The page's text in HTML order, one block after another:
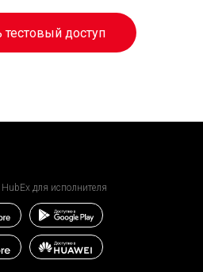
тестовый доступ
для исполнителя